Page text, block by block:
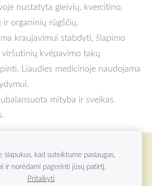
nustatyta gleivių, kvercitino,
ir organinių rūgščių.
kraujavimui stabdyti, šlapimo
kvėpavimo takų
Liaudies medicinoje naudojama
mityba ir sveikas
Slapukai
OAZĖ VISOS TEISĖS SAUGOMOS
slapukus, kad suteiktume paslaugas,
ir norėdami pagerinti jūsų patirtį.
Pritaikyti